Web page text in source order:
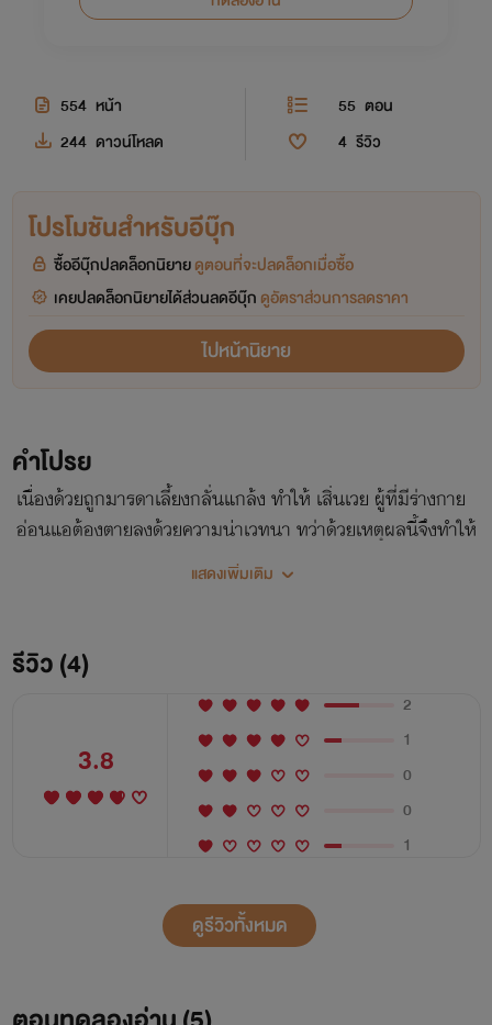
554 หน้า 55 ตอน
244 ดาวน์โหลด 4 รีวิว
โปรโมชันสำหรับอีบุ๊ก
ซื้ออีบุ๊กปลดล็อกนิยายดูตอนที่จะปลดล็อกเมื่อซื้อ
เคยปลดล็อกนิยายได้ส่วนลดอีบุ๊ก ดูอัตราส่วนการลดราคา
ไปหน้านิยาย
คำโปรย
เนื่องด้วยถูกมารดาเลี้ยงกลั่นแกล้ง ทำให้ เสิ่นเวย ผู้ที่มีร่างกาย
อ่อนแอต้องตายลงด้วยความน่าเวทนา ทว่าด้วยเหตุผลนี้จึงทำให้
ทหารสาวในยุคปัจจุบันทะลุมิติเข้ามาอยู่ในร่างของหญิงสาวผู้ที่
ต้องการให้นาง ‘รักษาตัว’ คิดหรือว่านางจะยอมแพ้ต่อความ
ร้ายกาจของมารดาเลี้ยงผู้นี้? ไม่เป็นไร ในเมื่อไล่นางออกมา นาง
ก็จะใช้หนึ่งสมองและสองมือของตนนี้พลิกฟื้นฐานะตนเองกลับ
มาอีกครั้ง!
แสดงเพิ่มเติม
รีวิว (4)
3.8
2
1
0
0
1
ดูรีวิวทั้งหมด